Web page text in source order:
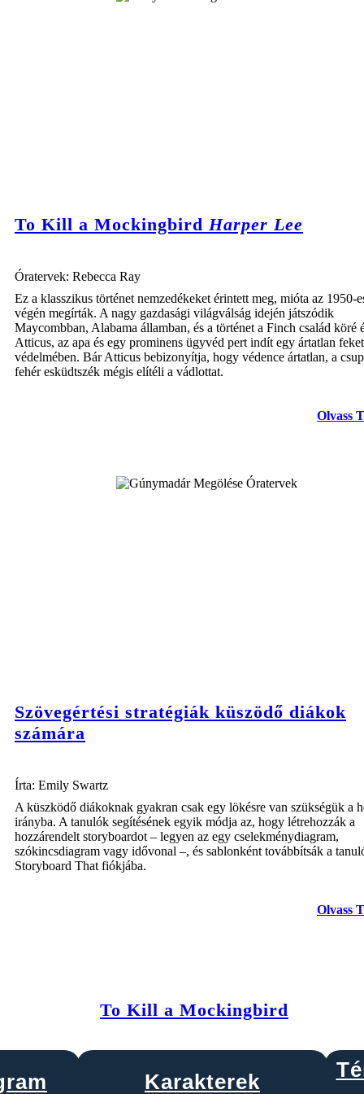
To Kill a Mockingbird Harper Lee
Óratervek: Rebecca Ray
Ez a klasszikus történet nemzedékeket érintett meg, mióta az 1950-
végén megírták. A nagy gazdasági világválság idején játszódik
Maycombban, Alabama államban, és a történet a Finch család köré
Atticus, az apa és egy prominens ügyvéd pert indít egy ártatlan
védelmében. Bár Atticus bebizonyítja, hogy védence ártatlan, a
fehér esküdtszék mégis elítéli a vádlottat.
Olvass
Szövegértési stratégiák küszödő diákok
számára
Írta: Emily Swartz
A küszködő diákoknak gyakran csak egy lökésre van szükségük a
irányba. A tanulók segítésének egyik módja az, hogy létrehozzák a
hozzárendelt storyboardot – legyen az egy cselekménydiagram,
szókincsdiagram vagy idővonal –, és sablonként továbbítsák a
Storyboard That fiókjába.
Olvass
To Kill a Mockingbird
Karakterek